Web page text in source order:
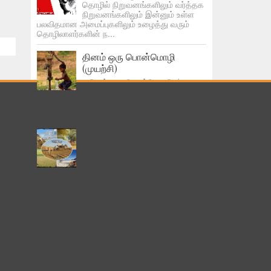
தொழில் நிறுவனங்களிலும் வர்த்தக
நிறுவனங்களிலும் இன்னும் உள்ள
பலவிதமான அமைப்புகளிலும் உழைத்து வரும்
தொழிலாளர்களின் ந...
தினம் ஒரு பொன்மொழி
(முயற்சி)
தினம் ஒரு பொன்மொ ழி (